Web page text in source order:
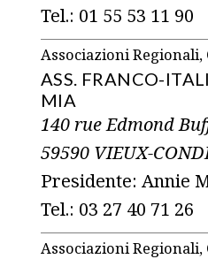
Tel.: 01 55 53 11 90
Associazioni Regionali,
ASS. FRANCO-
MIA
140 rue Edmond
59590 VIEUX-
Presidente: Annie
Tel.: 03 27 40 71 26
Associazioni Regionali,